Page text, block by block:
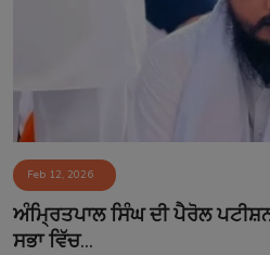
Matrimonial
Event
Contact
Feb 12, 2026
ਅੰਮ੍ਰਿਤਪਾਲ ਸਿੰਘ ਦੀ ਪੈਰੋਲ
ਸਭਾ ਵਿੱਚ...